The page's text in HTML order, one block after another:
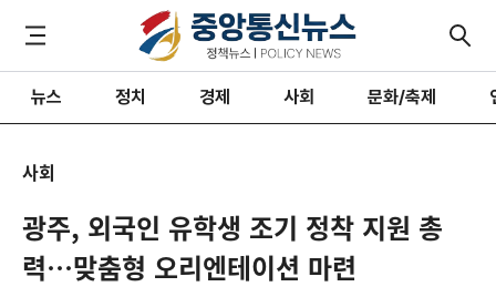
뉴스 정치 경제 사회 문화/축제
사회
광주, 외국인 유학생 조기 정착 지원 총
력…맞춤형 오리엔테이션 마련